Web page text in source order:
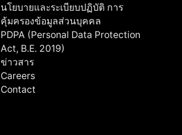
นโยบายและระเบียบปฏิบัติ การ
คุ้มครองข้อมูลส่วนบุคคล
PDPA (Personal Data Protection
Act, B.E. 2019)
ข่าวสาร
Careers
Contact